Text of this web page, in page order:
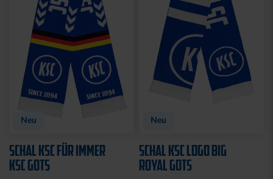
Neu
SCHAL KSC FÜR IMMER
KSC GOTS
Neu
SCHAL KSC LOGO BIG
ROYAL GOTS